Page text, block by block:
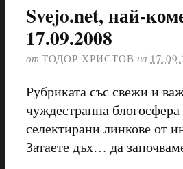
Svejo.net, най-
17.09.2008
от ТОДОР ХРИСТОВ на
Рубриката със свежи и
чуждестранна
селектирани линкове от
Затаете дъх… да